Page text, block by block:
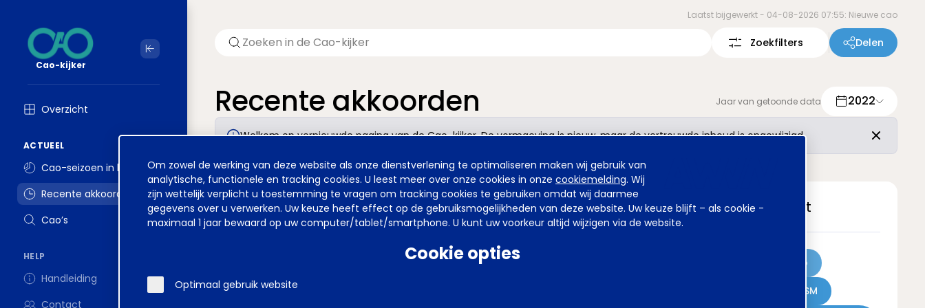
Cookie
melding
Om zowel de werking van deze website als onze dienstverlening te optimaliseren maken wij gebruik van
analytische, functionele en tracking cookies. U leest meer over onze cookies in onze cookiemelding. Wij
zijn wettelijk verplicht u toestemming te vragen om tracking cookies te gebruiken omdat wij daarmee
gegevens over u verwerken. Uw keuze heeft effect op de gebruiksmogelijkheden van deze website. Uw keuze blijft – als cookie -
maximaal 1 jaar bewaard op uw computer/tablet/smartphone. U kunt uw voorkeur altijd wijzigen via de website.
Cookie opties
Optimaal gebruik website
Cao-kijker
Overzicht
ACTUEEL
Cao-seizoen in beeld
Recente akkoorden
Cao’s
HELP
Handleiding
Contact
Laatst bijgewerkt - 04-08-2026 07:55: Nieuwe cao
Zoekfilters Delen
Recente akkoorden Jaar van getoonde data 2022
Welkom op vernieuwde pagina van de Cao-kijker. De vormgeving is nieuw, maar de vertrouwde inhoud is ongewijzigd.
Meest gezocht
Sweco
DSM